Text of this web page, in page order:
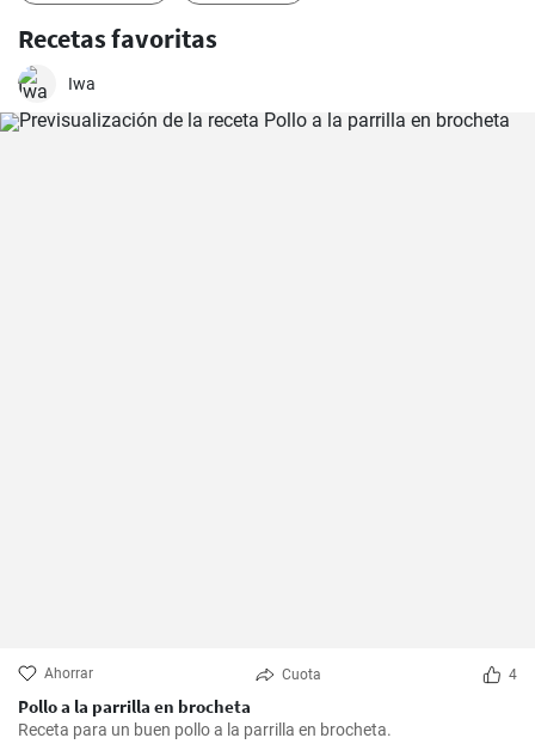
Recetas favoritas
Iwa
Ahorrar Cuota 4
Pollo a la parrilla en brocheta
Receta para un buen pollo a la parrilla en brocheta.